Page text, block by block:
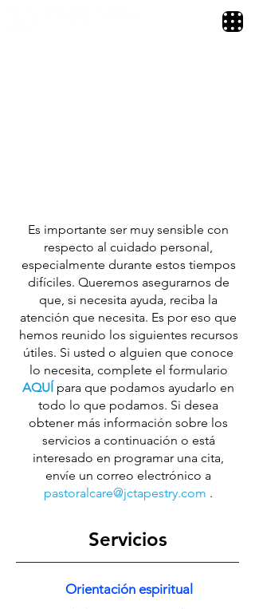
Es importante ser muy sensible con
respecto al cuidado personal,
especialmente durante estos tiempos
difíciles. Queremos asegurarnos de
que, si necesita ayuda, reciba la
atención que necesita. Es por eso que
hemos reunido los siguientes recursos
útiles. Si usted o alguien que conoce
lo necesita, complete el formulario
AQUÍ para que podamos ayudarlo en
todo lo que podamos. Si desea
obtener más información sobre los
servicios a continuación o está
interesado en programar una cita,
envíe un correo electrónico a
pastoralcare@jctapestry.com .
Servicios
Orientación espiritual